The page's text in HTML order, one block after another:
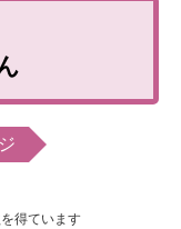
得ています